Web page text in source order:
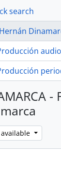
search
-